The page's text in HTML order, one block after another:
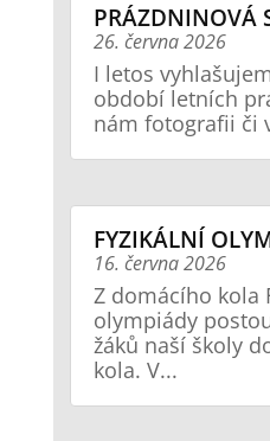
PRÁZDNINOVÁ
26. června 2026
I letos
období letních
nám fotografii či
FYZIKÁLNÍ
16. června 2026
Z domácího kola
olympiády
žáků naší školy
kola. V...